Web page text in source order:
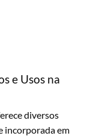
e Usos na
diversos
incorporada em